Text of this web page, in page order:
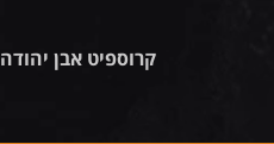
קרוספיט אבן יהודה